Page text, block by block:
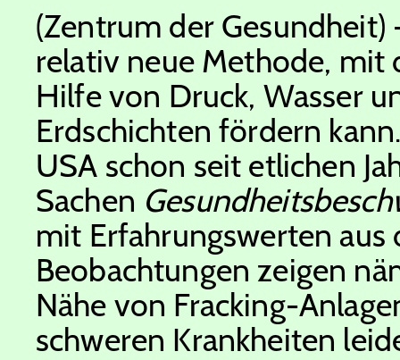
(Zentrum der Gesundheit)
relativ neue Methode, mit
Hilfe von Druck, Wasser
Erdschichten fördern
USA schon seit etlichen
Sachen
mit Erfahrungswerten aus
Beobachtungen zeigen
Nähe von Fracking-
schweren Krankheiten